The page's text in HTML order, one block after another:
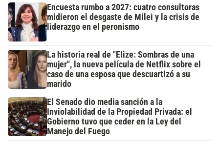
Encuesta rumbo a 2027: cuatro consultoras
midieron el desgaste de Milei y la crisis de
liderazgo en el peronismo
La historia real de "Elize: Sombras de una
mujer", la nueva película de Netflix sobre el
caso de una esposa que descuartizó a su
marido
El Senado dio media sanción a la
Inviolabilidad de la Propiedad Privada: el
Gobierno tuvo que ceder en la Ley del
Manejo del Fuego